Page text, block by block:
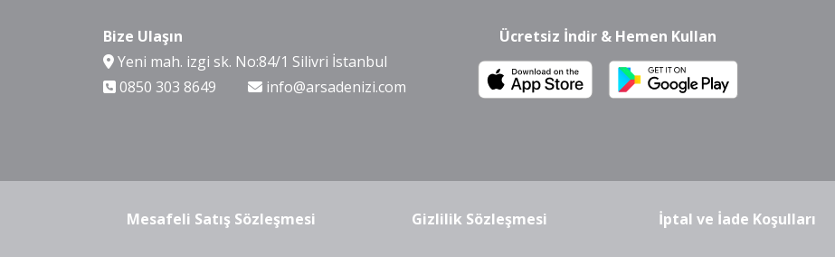
Bize Ulaşın
Yeni mah. izgi sk. No:84/1 Silivri İstanbul
0850 303 8649
info@arsadenizi.com
Ücretsiz İndir & Hemen Kullan
Mesafeli Satış Sözleşmesi Gizlilik Sözleşmesi İptal ve İade Koşulları